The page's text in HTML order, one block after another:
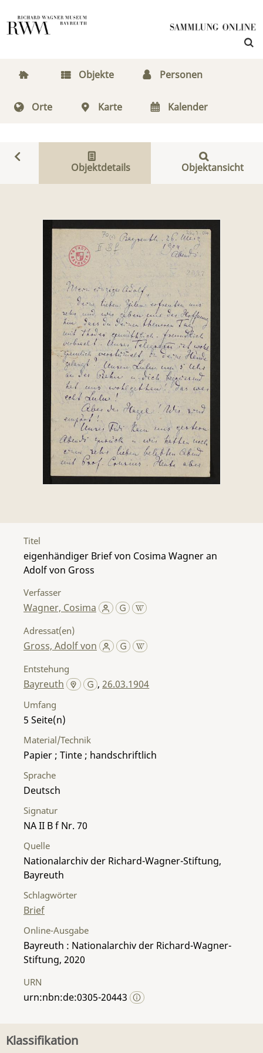
Objekte Personen
Orte Karte Kalender
Objektdetails Objektansicht
Titel
eigenhändiger Brief von Cosima Wagner an
Adolf von Gross
Verfasser
Wagner, Cosima
Adressat(en)
Gross, Adolf von
Entstehung
Bayreuth ,26.03.1904
Umfang
5
Material/Technik
Papier ; Tinte ; handschriftlich
Sprache
Deutsch
Signatur
NA II B f Nr. 70
Quelle
Nationalarchiv der Richard-Wagner-Stiftung,
Bayreuth
Schlagwörter
Brief
Online-Ausgabe
Bayreuth : Nationalarchiv der Richard-Wagner-
Stiftung, 2020
URN
urn:nbn:de:0305-20443
Klassifikation